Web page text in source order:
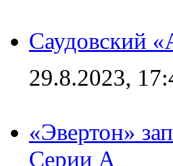
Саудовский
29.8.2023,
«Эвертон»
Серии А